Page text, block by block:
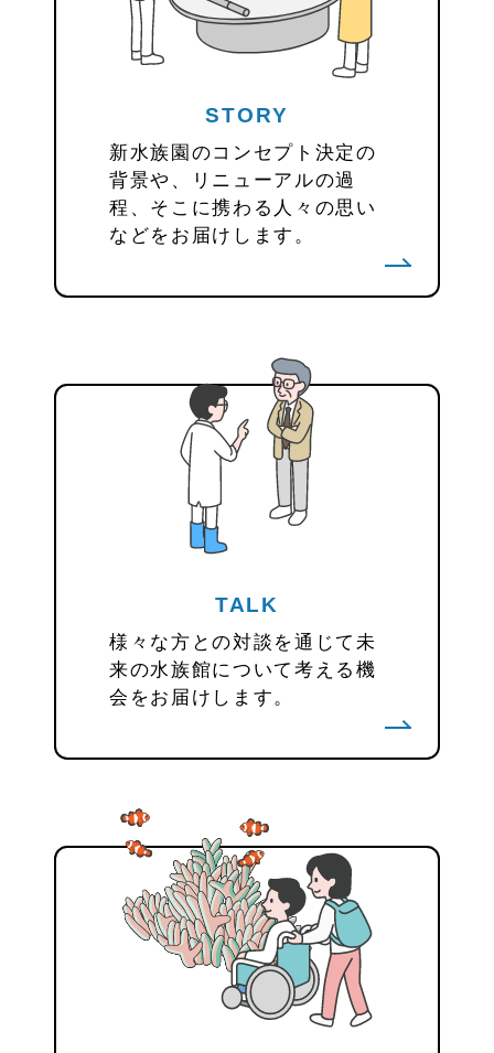
STORY
新水族園のコンセプト決定の
背景や、リニューアルの過
程、そこに携わる人々の思い
などをお届けします。
TALK
様々な方との対談を通じて未
来の水族館について考える機
会をお届けします。